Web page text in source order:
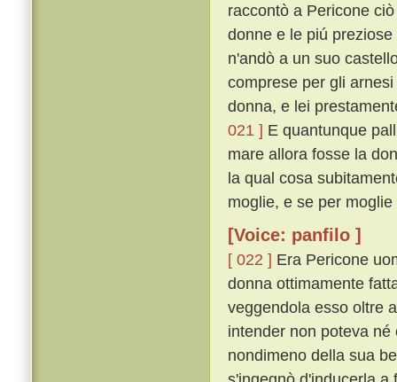
raccontò a Pericone
donne e le piú
n'andò a un suo
comprese per gli
donna, e lei
021 ] E quantunque
mare allora fosse la
la qual cosa
moglie, e se per
[Voice: panfilo ]
[ 022 ] Era Pericone
donna ottimamente
veggendola esso oltre
intender non poteva
nondimeno della sua